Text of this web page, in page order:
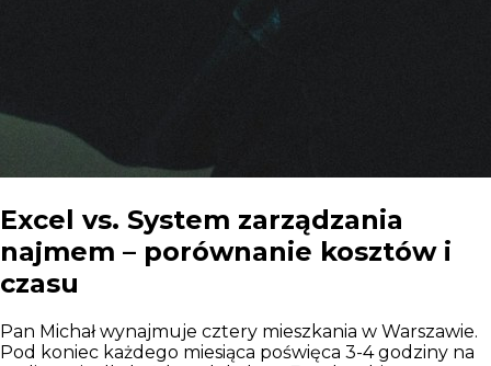
Excel vs. System zarządzania
najmem – porównanie kosztów i
czasu
Pan Michał wynajmuje cztery mieszkania w Warszawie.
Pod koniec każdego miesiąca poświęca 3-4 godziny na